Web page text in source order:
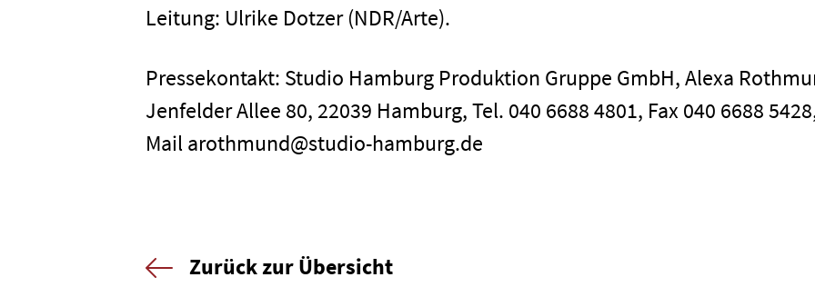
Leitung: Ulrike Dotzer (NDR/Arte).
Pressekontakt: Studio Hamburg Produktion Gruppe GmbH, Alexa
Jenfelder Allee 80, 22039 Hamburg, Tel. 040 6688 4801, Fax 040 6688
Mail arothmund@studio-hamburg.de
Zurück zur Übersicht